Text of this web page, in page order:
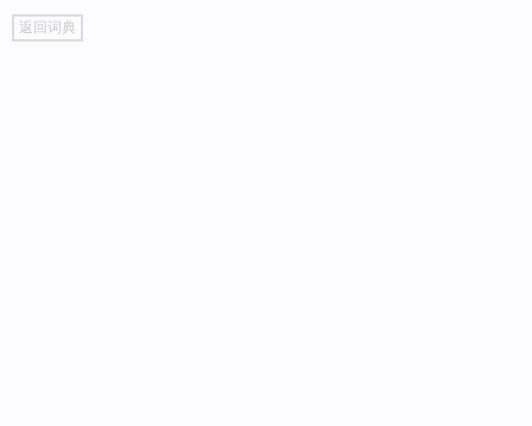
go
top
返回词典